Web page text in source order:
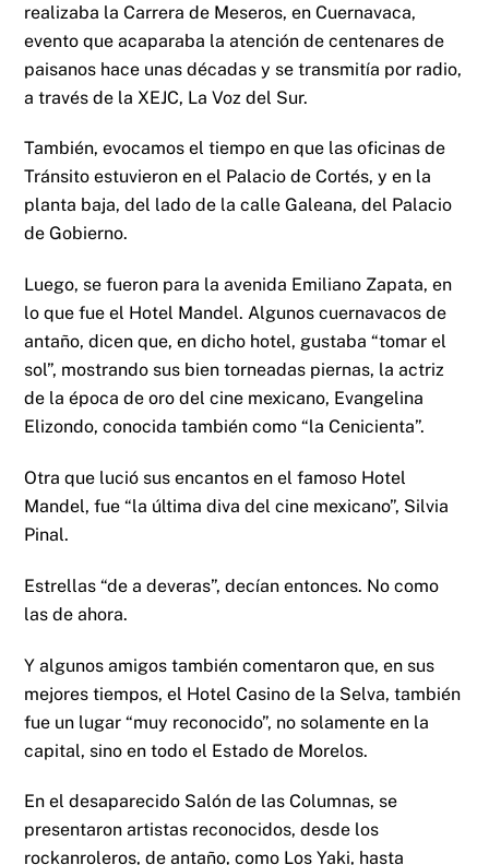
realizaba la Carrera de Meseros, en Cuernavaca,
evento que acaparaba la atención de centenares de
paisanos hace unas décadas y se transmitía por radio,
a través de la XEJC, La Voz del Sur.
También, evocamos el tiempo en que las oficinas de
Tránsito estuvieron en el Palacio de Cortés, y en la
planta baja, del lado de la calle Galeana, del Palacio
de Gobierno.
Luego, se fueron para la avenida Emiliano Zapata, en
lo que fue el Hotel Mandel. Algunos cuernavacos de
antaño, dicen que, en dicho hotel, gustaba “tomar el
sol”, mostrando sus bien torneadas piernas, la actriz
de la época de oro del cine mexicano, Evangelina
Elizondo, conocida también como “la Cenicienta”.
Otra que lució sus encantos en el famoso Hotel
Mandel, fue “la última diva del cine mexicano”, Silvia
Pinal.
Estrellas “de a deveras”, decían entonces. No como
las de ahora.
Y algunos amigos también comentaron que, en sus
mejores tiempos, el Hotel Casino de la Selva, también
fue un lugar “muy reconocido”, no solamente en la
capital, sino en todo el Estado de Morelos.
En el desaparecido Salón de las Columnas, se
presentaron artistas reconocidos, desde los
rockanroleros, de antaño, como Los Yaki, hasta